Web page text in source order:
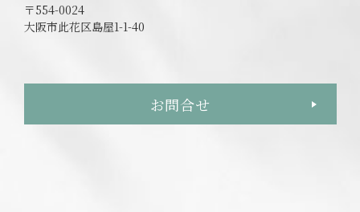
〒554-0024
大阪市此花区島屋1-1-40
お問合せ